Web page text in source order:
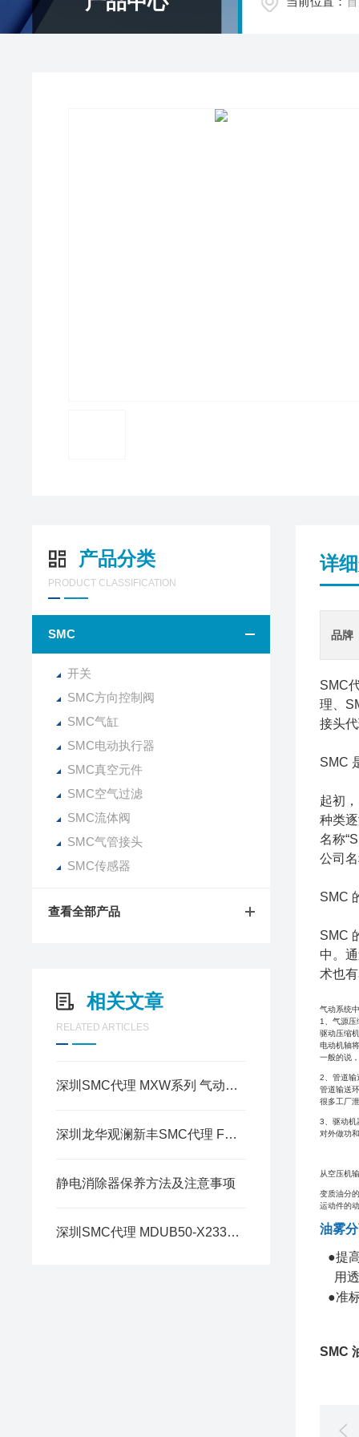
产品分类
PRODUCT CLASSIFICATION
SMC
开关
SMC方向控制阀
SMC气缸
SMC电动执行器
SMC真空元件
SMC空气过滤
SMC流体阀
SMC气管接头
SMC传感器
查看全部产品
相关文章
RELATED ARTICLES
深圳SMC代理 MXW系列 气动滑台
深圳龙华观澜新丰SMC代理 FGD 系列 工业用过滤器
静电消除器保养方法及注意事项
深圳SMC代理 MDUB50-X2334 系列 夹具用气缸 L型托架简介
详
品牌
SMC
理、
接头
SMC
起初
种类
名称
公司
SMC
SMC
中。
术也
气动系统
1、气源压
驱动压缩
电动机轴
一般的说
2、管道输
管道输送
很多工厂
3、驱动机
对外做功
从空压机
变质油分
运动件的
油雾
●提
用
●准
SMC